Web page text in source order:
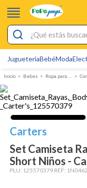
¿Qué estás buscando?
JugueteriaBebéModa
Bebes Ropa para bebé
Carters
Set Camiseta
Short Niños -
PLU: 125570379 REF:
Electro
Figuras Toy Story
Carters
Cartas Pokemon
Silla Mecedora Bebé